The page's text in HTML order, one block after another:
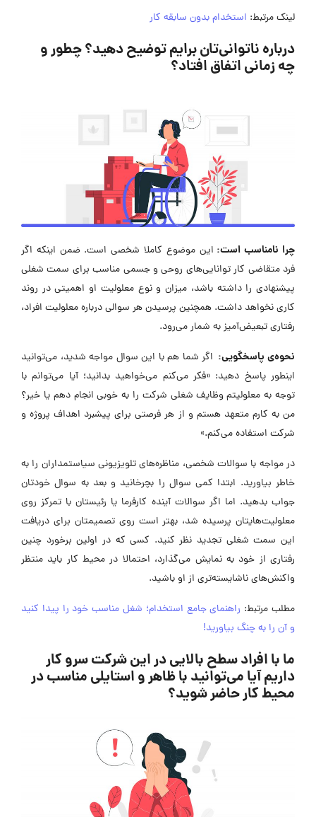
لینک مرتبط: استخدام بدون سابقه کار
درباره ناتوانی‌تان برایم توضیح دهید؟ چطور و
چه زمانی اتفاق افتاد؟
چرا نامناسب است: این موضوع کاملا شخصی است. ضمن اینکه اگر
فرد متقاضی کار توانایی‌های روحی و جسمی مناسب برای سمت شغلی
پیشنهادی را داشته باشد، میزان و نوع معلولیت او اهمیتی در روند
کاری نخواهد داشت. همچنین پرسیدن هر سوالی درباره معلولیت افراد،
رفتاری تبعیض‌آمیز به شمار می‌رود.
نحوه‌ی پاسخگویی: اگر شما هم با این سوال مواجه شدید، می‌توانید
اینطور پاسخ دهید: «فکر می‌کنم می‌خواهید بدانید؛ آیا می‌توانم با
توجه به معلولیتم وظایف شغلی شرکت را به خوبی انجام دهم یا خیر؟
من به کارم متعهد هستم و از هر فرصتی برای پیشبرد اهداف پروژه و
شرکت استفاده می‌کنم.»
در مواجه با سوالات شخصی، مناظره‌های تلویزیونی سیاستمداران را به
خاطر بیاورید. ابتدا کمی سوال را بچرخانید و بعد به سوال خودتان
جواب بدهید. اما اگر سوالات آینده کارفرما یا رئیستان با تمرکز روی
معلولیت‌هایتان پرسیده شد، بهتر است روی تصمیمتان برای دریافت
این سمت شغلی تجدید نظر کنید. کسی که در اولین برخورد چنین
رفتاری از خود به نمایش می‌گذارد، احتمالا در محیط کار باید منتظر
واکنش‌های ناشایسته‌تری از او باشید.
مطلب مرتبط: راهنمای جامع استخدام؛ شغل مناسب خود را پیدا کنید
و آن را به چنگ بیاورید!
ما با افراد سطح بالایی در این شرکت سرو کار
داریم آیا می‌توانید با ظاهر و استایلی مناسب در
محیط کار حاضر شوید؟